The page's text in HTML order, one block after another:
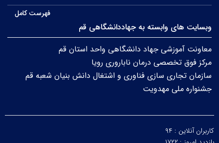
فهرست کامل
وبسایت های وابسته به جهاددانشگاهی قم
معاونت آموزشی جهاد دانشگاهی واحد استان قم
مرکز فوق تخصصی درمان ناباروری رویا
سازمان تجاری سازی فناوری و اشتغال دانش بنیان شعبه قم
جشنواره ملی مهدویت
کاربران آنلاین : ۹۴